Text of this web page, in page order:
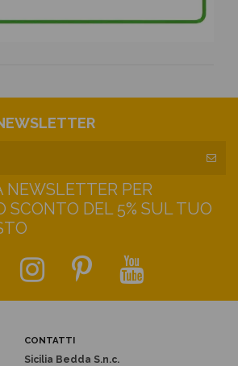
NEWSLETTER PER
SCONTO DEL 5% SUL TUO
CONTATTI
Sicilia Bedda S.n.c.